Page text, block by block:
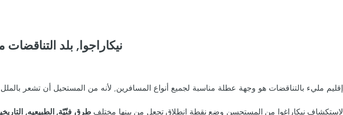
نيكاراجوا, بلد
إقليم مليء بالتناقضات هو وجهة عطلة مناسبة لجميع أنواع المسافرين, لأنه من المستحيل أن تشعر
لاستكشاف نيكاراغوا من المستحسن وضع نقطة انطلاق تجعل من بينها مختلفطرق فنّيّة, الطبيعيه,